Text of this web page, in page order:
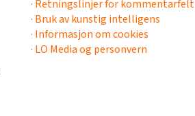
· Retningslinjer for kommentarfelt
· Bruk av kunstig intelligens
· Informasjon om cookies
· LO Media og personvern